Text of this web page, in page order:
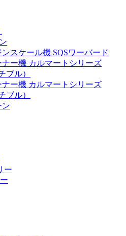
スケール機 SQSワーバード
ー機 カルマートシリーズ
ブル）
ー機 カルマートシリーズ
ブル）
ン
ー